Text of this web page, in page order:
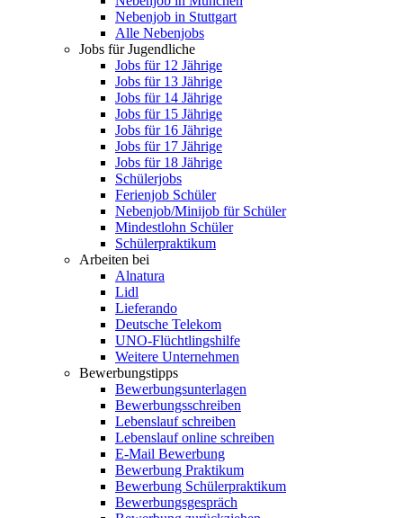
Nebenjob in Stuttgart
Alle Nebenjobs
Jobs für Jugendliche
Jobs für 12 Jährige
Jobs für 13 Jährige
Jobs für 14 Jährige
Jobs für 15 Jährige
Jobs für 16 Jährige
Jobs für 17 Jährige
Jobs für 18 Jährige
Schülerjobs
Ferienjob Schüler
Nebenjob/Minijob für Schüler
Mindestlohn Schüler
Schülerpraktikum
Arbeiten bei
Alnatura
Lidl
Lieferando
Deutsche Telekom
UNO-Flüchtlingshilfe
Weitere Unternehmen
Bewerbungstipps
Bewerbungsunterlagen
Bewerbungsschreiben
Lebenslauf schreiben
Lebenslauf online schreiben
E-Mail Bewerbung
Bewerbung Praktikum
Bewerbung Schülerpraktikum
Bewerbungsgespräch